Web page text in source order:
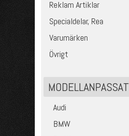
Reklam Artiklar
Specialdelar, Rea
Varumärken
Övrigt
MODELLANPASSAT
Audi
BMW